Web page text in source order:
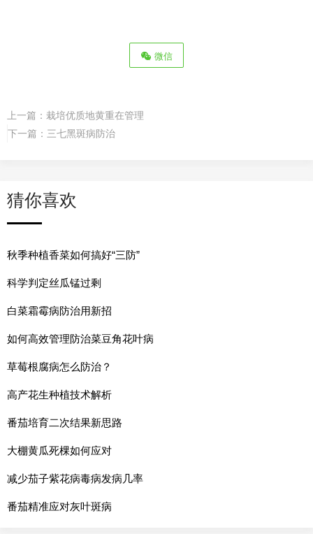
微信
上一篇： 栽培优质地黄重在管理
下一篇： 三七黑斑病防治
猜你喜欢
秋季种植香菜如何搞好“三防”
科学判定丝瓜锰过剩
白菜霜霉病防治用新招
如何高效管理防治菜豆角花叶病
草莓根腐病怎么防治？
高产花生种植技术解析
番茄培育二次结果新思路
大棚黄瓜死棵如何应对
减少茄子紫花病毒病发病几率
番茄精准应对灰叶斑病